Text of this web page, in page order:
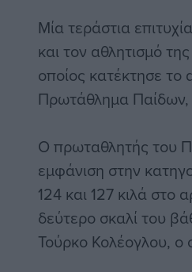
Μία τεράστια
και τον αθλητισμό
οποίος κατέκτησε το
Πρωτάθλημα Παίδων,
Ο πρωταθλητής του
εμφάνιση στην
124 και 127 κιλά στο
δεύτερο σκαλί του
Τούρκο Κολέογλου, ο